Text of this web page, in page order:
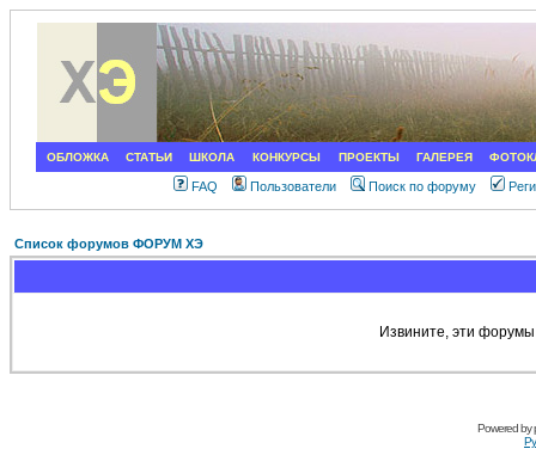
ОБЛОЖКА СТАТЬИ ШКОЛА КОНКУРСЫ ПРОЕКТЫ ГАЛЕРЕЯ
FAQ Пользователи Поиск по форуму
Список форумов ФОРУМ ХЭ
Извините, эти
Powered by